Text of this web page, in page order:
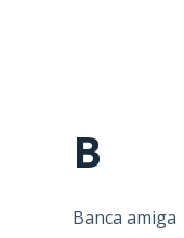
B
Banca amiga